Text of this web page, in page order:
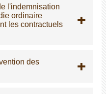
l'indemnisation
ordinaire
les contractuels
des